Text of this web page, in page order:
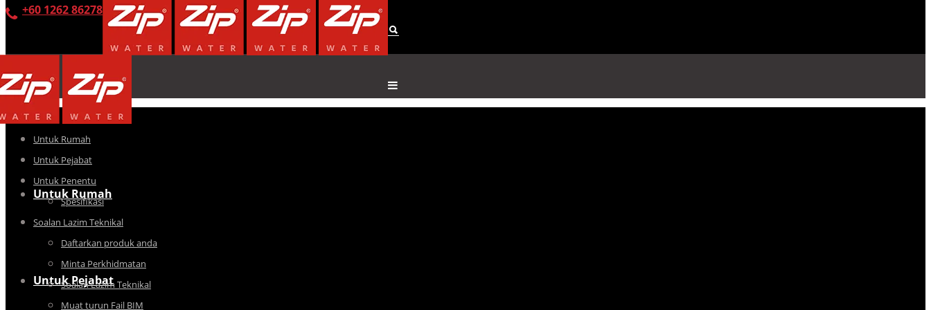
+60 1262 86278
Untuk Rumah
Untuk Pejabat
Untuk Rumah
Untuk Pejabat
Untuk Penentu
Spesifikasi
Soalan Lazim Teknikal
Daftarkan produk anda
Minta Perkhidmatan
Soalan Lazim Teknikal
Muat turun Fail BIM